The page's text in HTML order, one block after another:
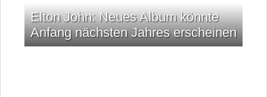
Elton John: Neues Album könnte
Anfang nächsten Jahres erscheinen